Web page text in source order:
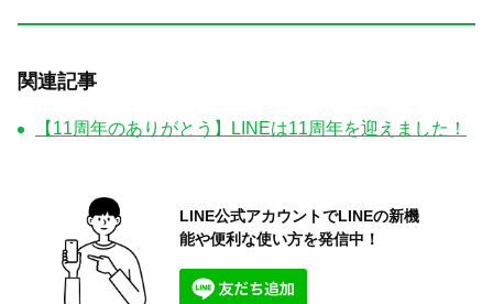
関連記事
【11周年のありがとう】LINEは11周年を迎えました！
LINE公式アカウントでLINEの新機
能や便利な使い方を発信中！